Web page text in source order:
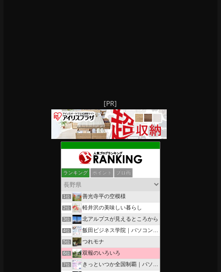
[PR]
ランキング ポイント ブロ画
1位 善光寺平の空模様
2位 軽井沢の美味しい暮らし
3位 北アルプスが見えるところから
4位 飯田ビジネス学院｜パソコン、簿記、公共職業訓練と求職者支援
5位 つれモナ
6位 双報のいろいろ
7位 きっといつか全国制覇｜パソコン教室、簿記教室のスタッフブログ